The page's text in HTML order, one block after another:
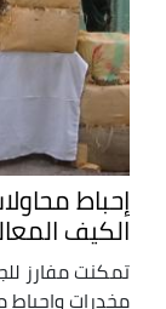
الكيف